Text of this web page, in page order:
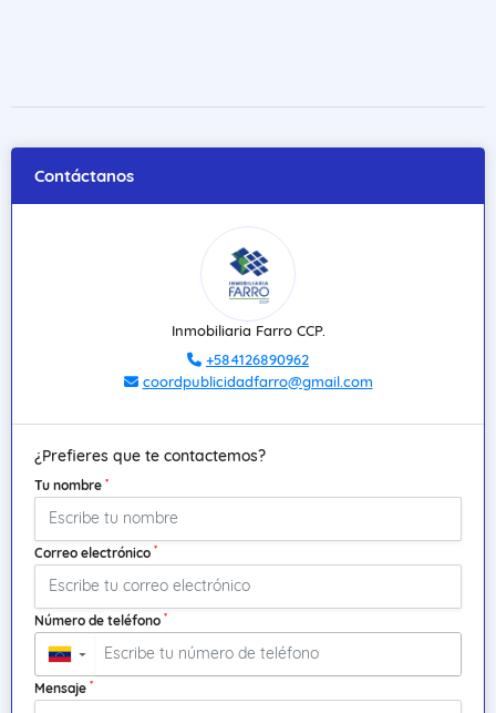
Contáctanos
Inmobiliaria Farro CCP.
+584126890962
coordpublicidadfarro@gmail.com
¿Prefieres que te contactemos?
Tu nombre *
Correo electrónico *
Número de teléfono *
▼
Mensaje *